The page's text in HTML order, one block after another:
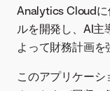
Analytics Cloudに
ルを開発し、AI主
よって財務計画を
このアプリケー